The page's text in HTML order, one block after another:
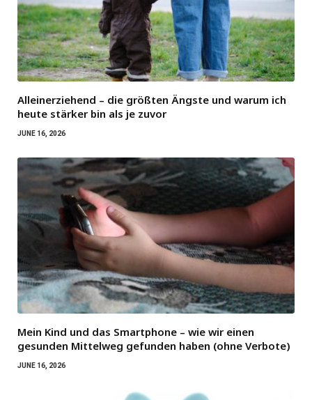
Alleinerziehend – die größten Ängste und warum ich
heute stärker bin als je zuvor
JUNE 16, 2026
Mein Kind und das Smartphone – wie wir einen
gesunden Mittelweg gefunden haben (ohne Verbote)
JUNE 16, 2026